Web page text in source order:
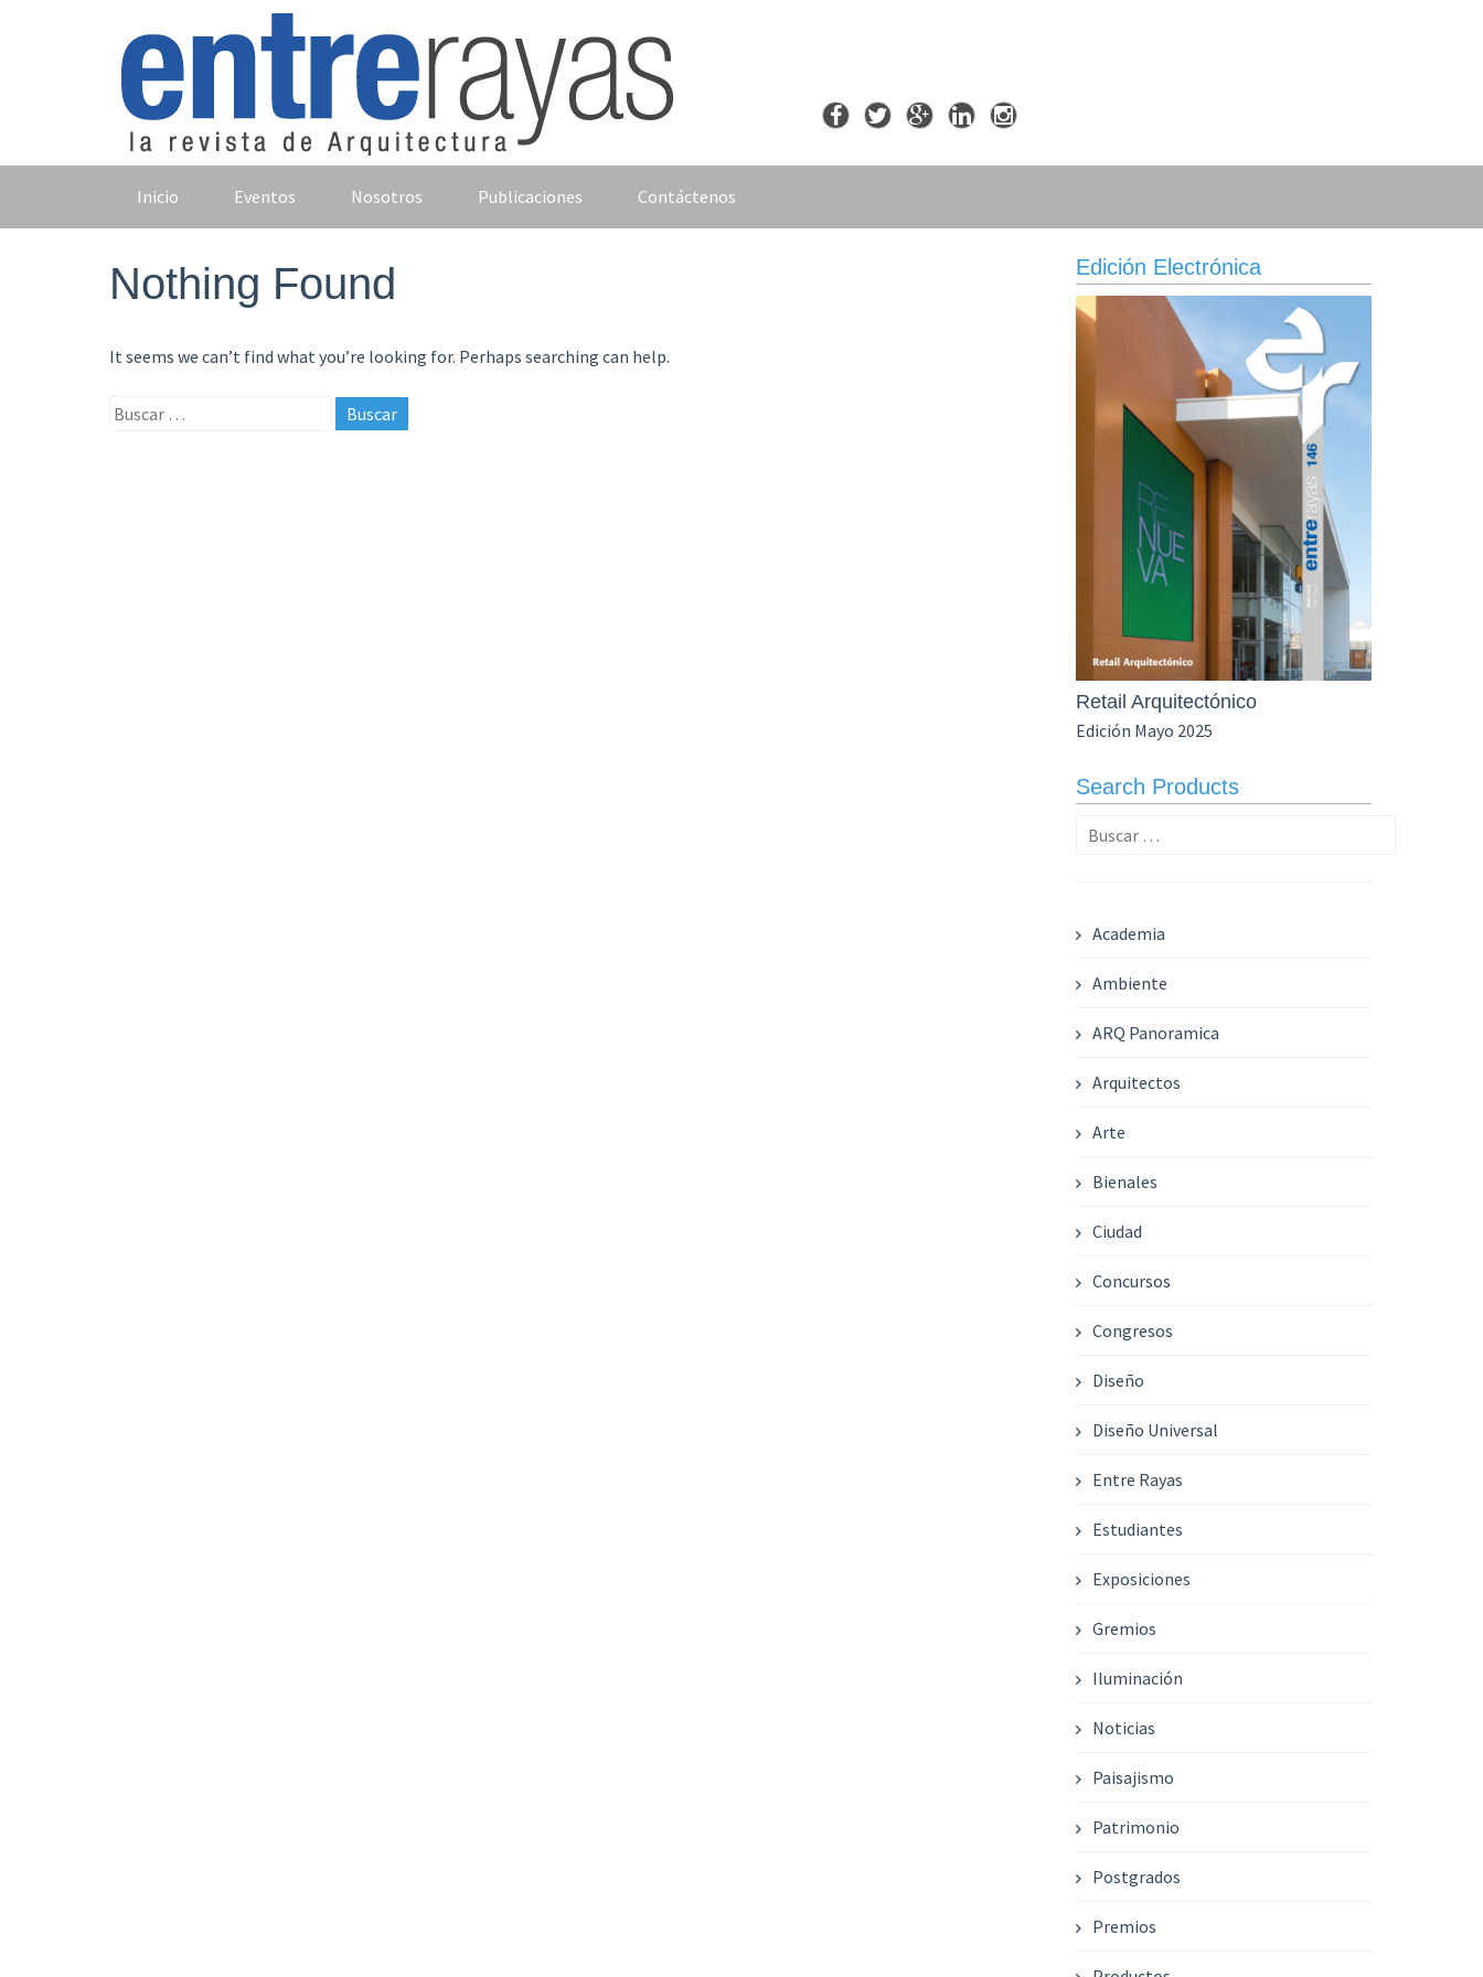
Inicio Eventos Nosotros Publicaciones Contáctenos
Nothing Found
It seems we can’t find what you’re looking for. Perhaps searching can help.
Buscar:
Edición Electrónica
Retail Arquitectónico
Edición Mayo 2025
Search Products
Buscar:
Academia
Ambiente
ARQ Panoramica
Arquitectos
Arte
Bienales
Ciudad
Concursos
Congresos
Diseño
Diseño Universal
Entre Rayas
Estudiantes
Exposiciones
Gremios
Iluminación
Noticias
Paisajismo
Patrimonio
Postgrados
Premios